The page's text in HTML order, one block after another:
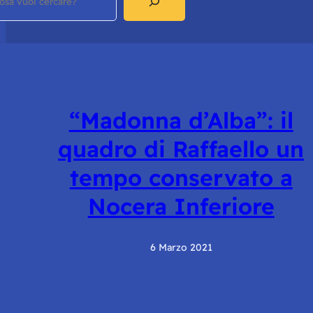
“Madonna d’Alba”: il
quadro di Raffaello un
tempo conservato a
Nocera Inferiore
6 Marzo 2021